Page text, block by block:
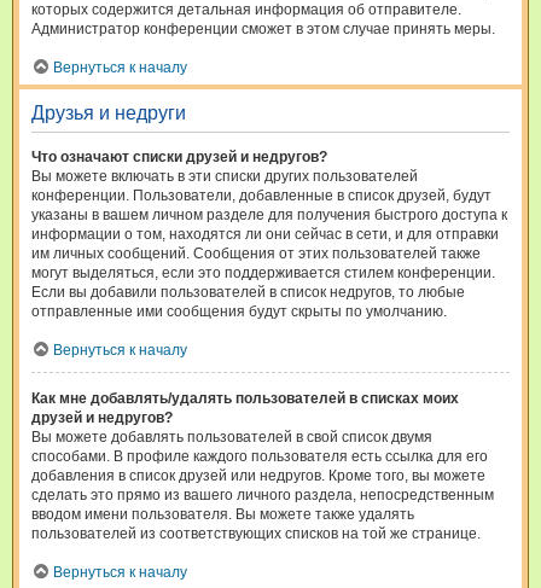
которых содержится детальная информация об отправителе.
Администратор конференции сможет в этом случае принять меры.
Вернуться к началу
Друзья и недруги
Что означают списки друзей и недругов?
Вы можете включать в эти списки других пользователей
конференции. Пользователи, добавленные в список друзей, будут
указаны в вашем личном разделе для получения быстрого доступа к
информации о том, находятся ли они сейчас в сети, и для отправки
им личных сообщений. Сообщения от этих пользователей также
могут выделяться, если это поддерживается стилем конференции.
Если вы добавили пользователей в список недругов, то любые
отправленные ими сообщения будут скрыты по умолчанию.
Вернуться к началу
Как мне добавлять/удалять пользователей в списках моих
друзей и недругов?
Вы можете добавлять пользователей в свой список двумя
способами. В профиле каждого пользователя есть ссылка для его
добавления в список друзей или недругов. Кроме того, вы можете
сделать это прямо из вашего личного раздела, непосредственным
вводом имени пользователя. Вы можете также удалять
пользователей из соответствующих списков на той же странице.
Вернуться к началу